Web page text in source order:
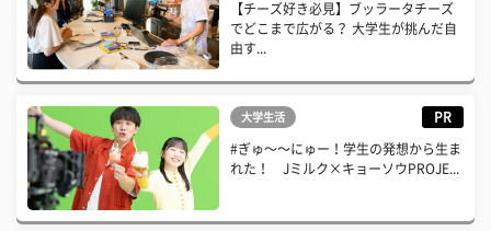
【チーズ好き必見】ブッラータチーズ
でどこまで広がる？ 大学生が挑んだ自
由す...
大学生活 PR
#ぎゅ〜〜にゅー！学生の発想から生ま
れた！ Jミルク×キョーソウPROJE...